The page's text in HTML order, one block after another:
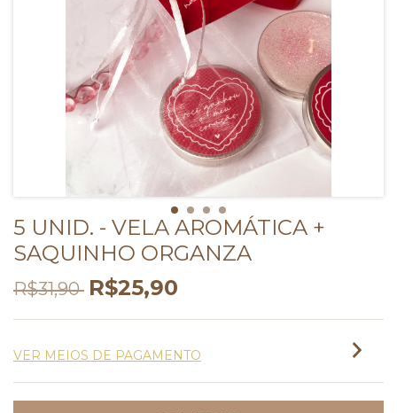
5 UNID. - VELA AROMÁTICA +
SAQUINHO ORGANZA
R$31,90 R$25,90
VER MEIOS DE PAGAMENTO